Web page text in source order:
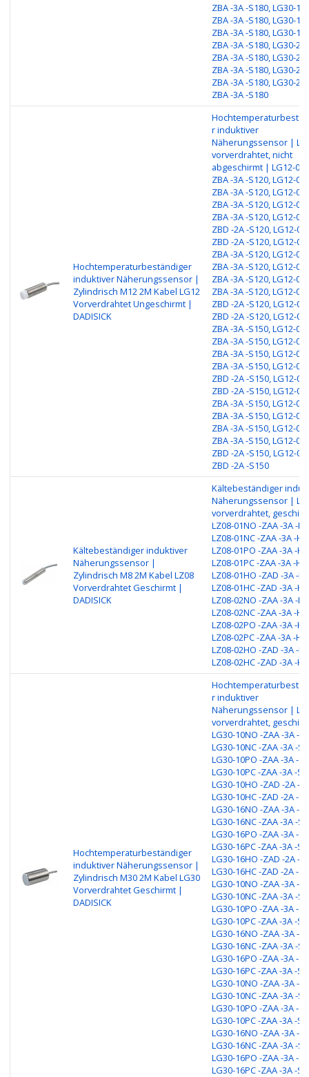
ZBA -3A -S180, LG30-
ZBA -3A -S180, LG30-
ZBA -3A -S180, LG30-
ZBA -3A -S180, LG30-
ZBA -3A -S180, LG30-
ZBA -3A -S180, LG30-
ZBA -3A -S180, LG30-
ZBA -3A -S180
Hochtemperaturbeständiger
induktiver Näherungssensor |
Zylindrisch M12 2M Kabel LG12
Vorverdrahtet Ungeschirmt |
DADISICK
r induktiver
Näherungssensor |
vorverdrahtet, nicht
abgeschirmt | LG12-
ZBA -3A -S120, LG12-
ZBA -3A -S120, LG12-
ZBA -3A -S120, LG12-
ZBA -3A -S120, LG12-
ZBD -2A -S120, LG12-
ZBD -2A -S120, LG12-
ZBA -3A -S120, LG12-
ZBA -3A -S120, LG12-
ZBA -3A -S120, LG12-
ZBA -3A -S120, LG12-
ZBD -2A -S120, LG12-
ZBD -2A -S120, LG12-
ZBA -3A -S150, LG12-
ZBA -3A -S150, LG12-
ZBA -3A -S150, LG12-
ZBA -3A -S150, LG12-
ZBD -2A -S150, LG12-
ZBD -2A -S150, LG12-
ZBA -3A -S150, LG12-
ZBA -3A -S150, LG12-
ZBA -3A -S150, LG12-
ZBA -3A -S150, LG12-
ZBD -2A -S150, LG12-
ZBD -2A -S150
Kältebeständiger induktiver
Näherungssensor |
Zylindrisch M8 2M Kabel LZ08
Vorverdrahtet Geschirmt |
DADISICK
Kältebeständiger
Näherungssensor |
vorverdrahtet,
LZ08-01NO -ZAA -3A -
LZ08-01NC -ZAA -3A -
LZ08-01PO -ZAA -3A -
LZ08-01PC -ZAA -3A -
LZ08-01HO -ZAD -3A -
LZ08-01HC -ZAD -3A -
LZ08-02NO -ZAA -3A -
LZ08-02NC -ZAA -3A -
LZ08-02PO -ZAA -3A -
LZ08-02PC -ZAA -3A -
LZ08-02HO -ZAD -3A -
LZ08-02HC -ZAD -3A -
Hochtemperaturbeständiger
induktiver Näherungssensor |
Zylindrisch M30 2M Kabel LG30
Vorverdrahtet Geschirmt |
DADISICK
r induktiver
Näherungssensor |
vorverdrahtet,
LG30-10NO -ZAA -3A -
LG30-10NC -ZAA -3A -
LG30-10PO -ZAA -3A -
LG30-10PC -ZAA -3A -
LG30-10HO -ZAD -2A -
LG30-10HC -ZAD -2A -
LG30-16NO -ZAA -3A -
LG30-16NC -ZAA -3A -
LG30-16PO -ZAA -3A -
LG30-16PC -ZAA -3A -
LG30-16HO -ZAD -2A -
LG30-16HC -ZAD -2A -
LG30-10NO -ZAA -3A -
LG30-10NC -ZAA -3A -
LG30-10PO -ZAA -3A -
LG30-10PC -ZAA -3A -
LG30-16NO -ZAA -3A -
LG30-16NC -ZAA -3A -
LG30-16PO -ZAA -3A -
LG30-16PC -ZAA -3A -
LG30-10NO -ZAA -3A -
LG30-10NC -ZAA -3A -
LG30-10PO -ZAA -3A -
LG30-10PC -ZAA -3A -
LG30-16NO -ZAA -3A -
LG30-16NC -ZAA -3A -
LG30-16PO -ZAA -3A -
LG30-16PC -ZAA -3A -